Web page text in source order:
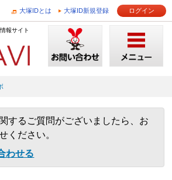
大塚IDとは 大塚ID新規登録 ログイン
報サイト
するご質問がございましたら、お
ください。
わせる